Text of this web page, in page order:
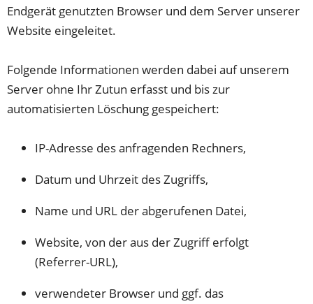
Endgerät genutzten Browser und dem Server unserer
Website eingeleitet.
Folgende Informationen werden dabei auf unserem
Server ohne Ihr Zutun erfasst und bis zur
automatisierten Löschung gespeichert:
IP-Adresse des anfragenden Rechners,
Datum und Uhrzeit des Zugriffs,
Name und URL der abgerufenen Datei,
Website, von der aus der Zugriff erfolgt
(Referrer-URL),
verwendeter Browser und ggf. das